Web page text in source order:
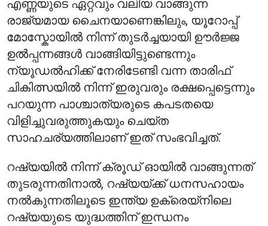
എണ്ണയുടെ ഏറ്റവും വലിയ വാങ്ങുന്ന
രാജ്യമായ ചൈനയാണെങ്കിലും, യൂറോപ്പ്
മോസ്കോയിൽ നിന്ന് തുടർച്ചയായി ഊർജ്ജ
ഉൽപ്പന്നങ്ങൾ വാങ്ങിയിട്ടുണ്ടെന്നും
ന്യൂഡൽഹിക്ക് നേരിടേണ്ടി വന്ന താരിഫ്
ചികിത്സയിൽ നിന്ന് ഇരുവരും രക്ഷപ്പെട്ടെന്നും
പറയുന്ന പാശ്ചാത്യരുടെ കപടതയെ
വിളിച്ചുവരുത്തുകയും ചെയ്ത
സാഹചര്യത്തിലാണ് ഇത് സംഭവിച്ചത്.
റഷ്യയിൽ നിന്ന് ക്രൂഡ് ഓയിൽ വാങ്ങുന്നത്
തുടരുന്നതിനാൽ, റഷ്യയ്ക്ക് ധനസഹായം
നൽകുന്നതിലൂടെ ഇന്ത്യ ഉക്രെയ്നിലെ
റഷ്യയുടെ യുദ്ധത്തിന് ഇന്ധനം